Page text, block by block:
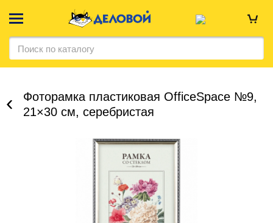
Фоторамка пластиковая OfficeSpace №9,
21×30 см, серебристая